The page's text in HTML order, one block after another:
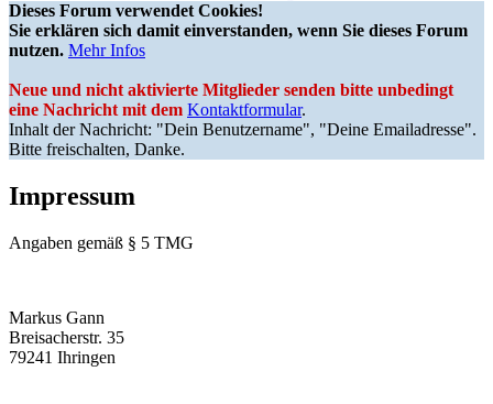
Dieses Forum verwendet Cookies!
Sie erklären sich damit einverstanden, wenn Sie dieses Forum
nutzen. Mehr Infos
Neue und nicht aktivierte Mitglieder senden bitte unbedingt
eine Nachricht mit dem Kontaktformular.
Inhalt der Nachricht: "Dein Benutzername", "Deine Emailadresse".
Bitte freischalten, Danke.
Impressum
Angaben gemäß § 5 TMG
Markus Gann
Breisacherstr. 35
79241 Ihringen